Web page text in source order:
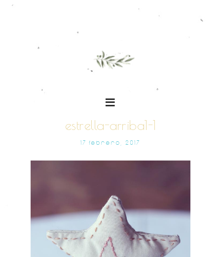
estrella-arriba1-1
17 FEBRERO, 2017